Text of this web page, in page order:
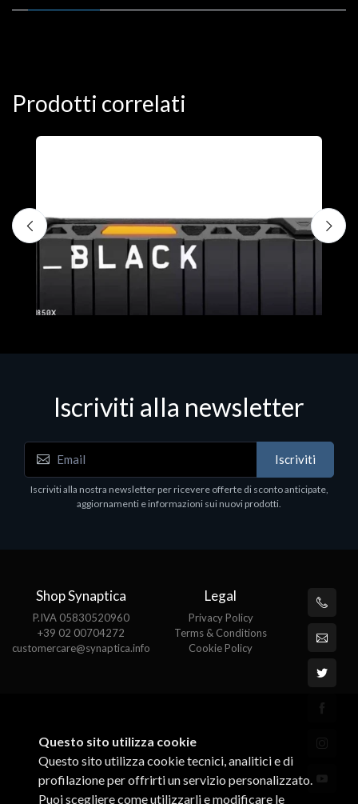
Prodotti correlati
WD_BLACK SN850X NVMe SSD
WDBB9H0020BNC - SSD - 2 TB - interno - M.2
2280 - PCIe 4.0 (NVMe) - dissipatore integrato -
nero
Iscriviti alla newsletter
Iscriviti
Iscriviti alla nostra newsletter per ricevere offerte di sconto anticipate,
aggiornamenti e informazioni sui nuovi prodotti.
Shop Synaptica
P.IVA 05830520960
+39 02 00704272
customercare@synaptica.info
Legal
Privacy Policy
Terms & Conditions
Cookie Policy
Questo sito utilizza cookie
Questo sito utilizza cookie tecnici, analitici e di
profilazione per offrirti un servizio personalizzato.
Puoi scegliere come utilizzarli e modificare le